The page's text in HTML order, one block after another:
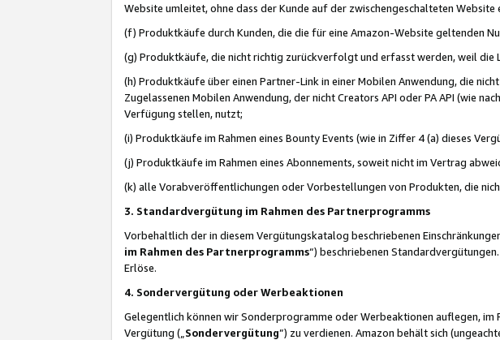
Website umleitet, ohne dass der Kunde auf der zwischengeschalteten
(f) Produktkäufe durch Kunden, die die für eine Amazon-Website geltenden
(g) Produktkäufe, die nicht richtig zurückverfolgt und erfasst werden, weil
(h) Produktkäufe über einen Partner-Link in einer Mobilen Anwendung, die
Zugelassenen Mobilen Anwendung, der nicht Creators API oder PA API (wie
Verfügung stellen, nutzt;
(i) Produktkäufe im Rahmen eines Bounty Events (wie in Ziffer 4 (a) dieses
(j) Produktkäufe im Rahmen eines Abonnements, soweit nicht im Vertrag
(k) alle Vorabveröffentlichungen oder Vorbestellungen von Produkten, die
3. Standardvergütung im Rahmen des Partnerprogramms
Vorbehaltlich der in diesem Vergütungskatalog beschriebenen
im Rahmen des Partnerprogramms“) beschriebenen
Erlöse.
4. Sondervergütung oder Werbeaktionen
Gelegentlich können wir Sonderprogramme oder Werbeaktionen auflegen,
Vergütung („ Sondervergütung”) zu verdienen. Amazon behält sich